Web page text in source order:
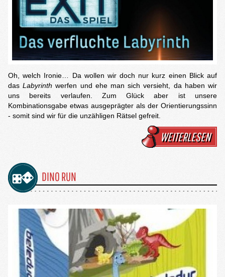
Oh, welch Ironie… Da wollen wir doch nur kurz einen Blick auf
dasLabyrinth werfen und ehe man sich versieht, da haben wir
uns bereits verlaufen. Zum Glück aber ist unsere
Kombinationsgabe etwas ausgeprägter als der Orientierungssinn
- somit sind wir für die unzähligen Rätsel gefreit.
WEITERLESEN
DINO RUN